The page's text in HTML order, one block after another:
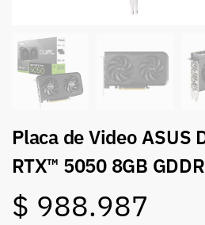
Placa de Video ASUS
RTX™ 5050 8GB
$ 988.987